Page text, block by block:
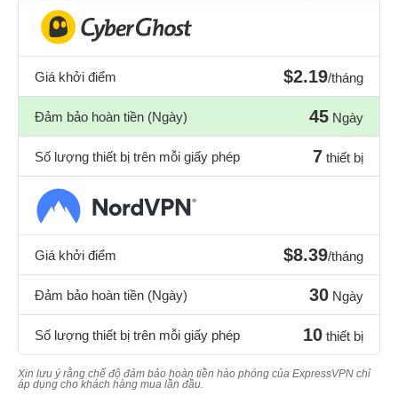
Giá khởi điểm $2.19/tháng
Đảm bảo hoàn tiền (Ngày) 45 Ngày
Số lượng thiết bị trên mỗi giấy phép 7 thiết bị
Giá khởi điểm $8.39/tháng
Đảm bảo hoàn tiền (Ngày) 30 Ngày
Số lượng thiết bị trên mỗi giấy phép 10 thiết bị
Xin lưu ý rằng chế độ đảm bảo hoàn tiền hào phóng của ExpressVPN chỉ
áp dụng cho khách hàng mua lần đầu.